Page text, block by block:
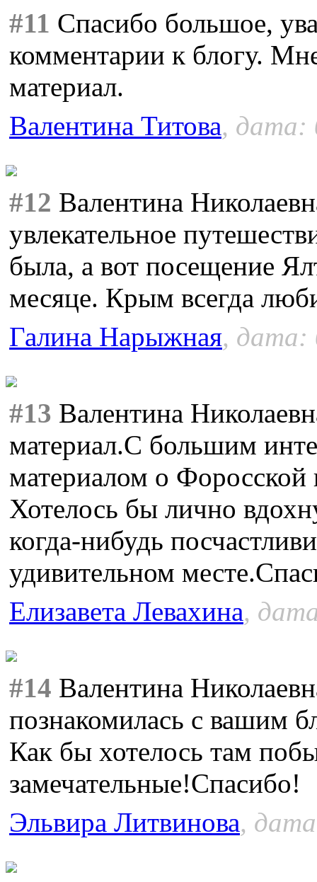
#11 Спасибо большое,
комментарии к блогу.
материал.
Валентина Титова, дата:
#12 Валентина
увлекательное
была, а вот посещение
месяце. Крым всегда
Галина Нарыжная, дата:
#13 Валентина
материал.С большим
материалом о Форосской
Хотелось бы лично
когда-нибудь
удивительном
Елизавета Левахина,
#14 Валентина
познакомилась с вашим
Как бы хотелось там
замечательные!Спасибо!
Эльвира Литвинова,